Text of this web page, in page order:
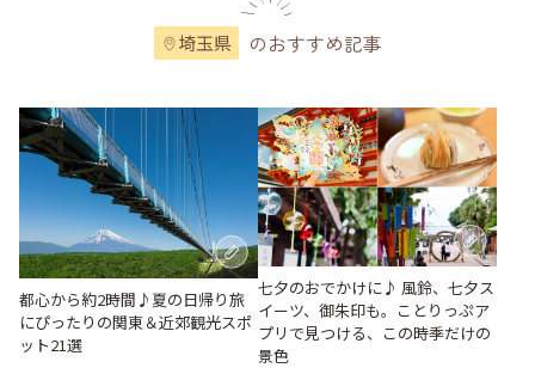
埼玉県 のおすすめ記事
都心から約2時間♪夏の日帰り旅
にぴったりの関東＆近郊観光スポ
ット21選
七夕のおでかけに♪ 風鈴、七夕ス
イーツ、御朱印も。ことりっぷア
プリで見つける、この時季だけの
景色